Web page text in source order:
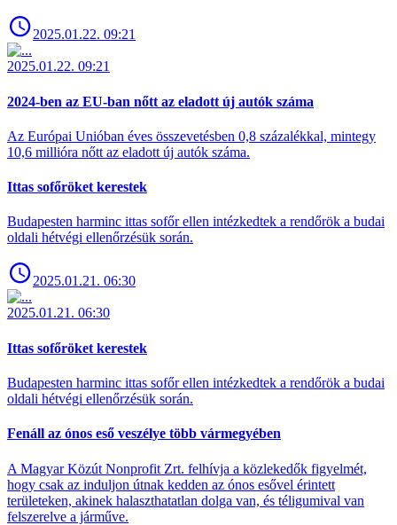
2025.01.22. 09:21
2025.01.22. 09:21
2024-ben az EU-ban nőtt az eladott új autók száma
Az Európai Unióban éves összevetésben 0,8 százalékkal, mintegy
10,6 millióra nőtt az eladott új autók száma.
Ittas sofőröket kerestek
Budapesten harminc ittas sofőr ellen intézkedtek a rendőrök a budai
oldali hétvégi ellenőrzésük során.
2025.01.21. 06:30
2025.01.21. 06:30
Ittas sofőröket kerestek
Budapesten harminc ittas sofőr ellen intézkedtek a rendőrök a budai
oldali hétvégi ellenőrzésük során.
Fenáll az ónos eső veszélye több vármegyében
A Magyar Közút Nonprofit Zrt. felhívja a közlekedők figyelmét,
hogy csak az induljon útnak kedden az ónos esővel érintett
területeken, akinek halaszthatatlan dolga van, és téligumival van
felszerelve a járműve.